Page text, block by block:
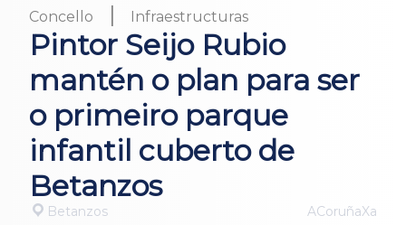
Concello | Infraestructuras
Pintor Seijo Rubio
mantén o plan para ser
o primeiro parque
infantil cuberto de
Betanzos
Betanzos ACoruñaXa